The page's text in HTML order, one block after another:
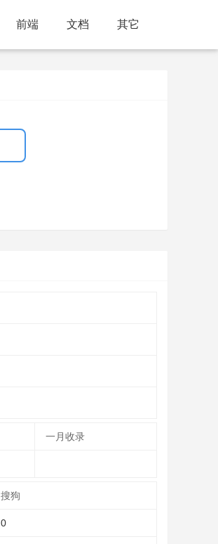
前端 文档 其它
一月收录
搜狗
0